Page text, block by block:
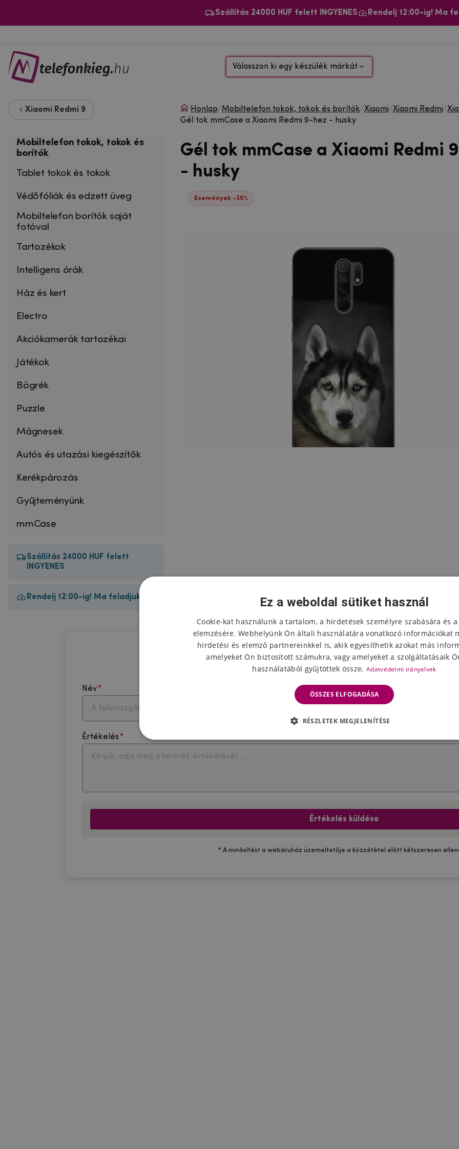
Szállítás 24000 HUF felett INGYENES Rendelj 12:00-ig! Ma
Válasszon ki egy készülék márkát
Xiaomi Redmi 9
Mobiltelefon tokok, tokok és
borítók
Tablet tokok és tokok
Védőfóliák és edzett üveg
Mobiltelefon borítók saját
fotóval
Tartozékok
Intelligens órák
Ház és kert
Electro
Akciókamerák tartozékai
Játékok
Bögrék
Puzzle
Mágnesek
Autós és utazási kiegészítők
Kerékpározás
Gyűjteményünk
mmCase
Szállítás 24000 HUF felett
INGYENES
Rendelj 12:00-ig! Ma feladjuk!
Honlap/Mobiltelefon tokok, tokok és borítók/Xiaomi/Xiaomi Redmi/
Gél tok mmCase a Xiaomi Redmi 9-hez - husky
Gél tok mmCase a Xiaomi Redmi
- husky
Események -35%
A termék értékelése
Név Válassza ki a csillagok számát
Értékelés
Értékelés küldése
* A minősítést a webáruház üzemeltetője a közzététel előtt kétszeresen
Ez a weboldal sütiket használ
Cookie-kat használunk a tartalom, a hirdetések személyre szabására és
elemzésére. Webhelyünk Ön általi használatára vonatkozó információkat
hirdetési és elemző partnereinkkel is, akik egyesíthetik azokat más
amelyeket Ön biztosított számukra, vagy amelyeket a szolgáltatásaik
használatából gyűjtöttek össze. Adatvédelmi irányelvek
ÖSSZES ELFOGADÁSA
RÉSZLETEK MEGJELENÍTÉSE